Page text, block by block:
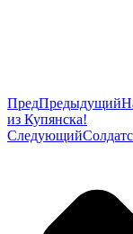
ПредПредыдущий
из Купянска!
Следующий